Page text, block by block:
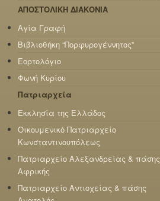
ΑΠΟΣΤΟΛΙΚΗ ΔΙΑΚΟΝΙΑ
Αγία Γραφή
Βιβλιοθήκη “Πορφυρογέννητος”
Εορτολόγιο
Φωνή Κυρίου
Πατριαρχεία
Εκκλησία της Ελλάδος
Οικουμενικό Πατριαρχείο
Κωνσταντινουπόλεως
Πατριαρχείο Αλεξανδρείας & πάσης
Αφρικής
Πατριαρχείο Αντιοχείας & πάσης